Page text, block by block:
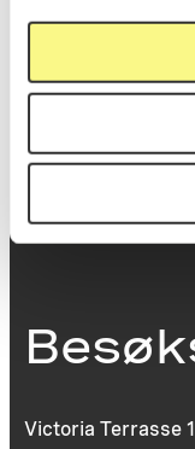
St. Olavs plass
Victoria Terrasse